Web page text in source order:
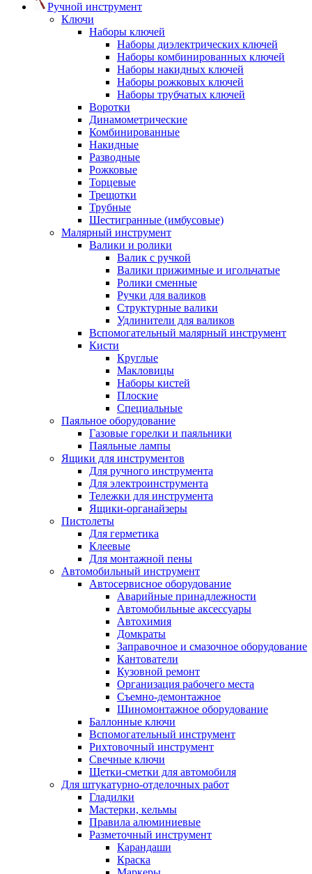
Ручной инструмент
Ключи
Наборы ключей
Наборы диэлектрических ключей
Наборы комбинированных ключей
Наборы накидных ключей
Наборы рожковых ключей
Наборы трубчатых ключей
Воротки
Динамометрические
Комбинированные
Накидные
Разводные
Рожковые
Торцевые
Трещотки
Трубные
Шестигранные (имбусовые)
Малярный инструмент
Валики и ролики
Валик с ручкой
Валики прижимные и игольчатые
Ролики сменные
Ручки для валиков
Структурные валики
Удлинители для валиков
Вспомогательный малярный инструмент
Кисти
Круглые
Макловицы
Наборы кистей
Плоские
Специальные
Паяльное оборудование
Газовые горелки и паяльники
Паяльные лампы
Ящики для инструментов
Для ручного инструмента
Для электроинструмента
Тележки для инструмента
Ящики-органайзеры
Пистолеты
Для герметика
Клеевые
Для монтажной пены
Автомобильный инструмент
Автосервисное оборудование
Аварийные принадлежности
Автомобильные аксессуары
Автохимия
Домкраты
Заправочное и смазочное оборудование
Кантователи
Кузовной ремонт
Организация рабочего места
Съемно-демонтажное
Шиномонтажное оборудование
Баллонные ключи
Вспомогательный инструмент
Рихтовочный инструмент
Свечные ключи
Щетки-сметки для автомобиля
Для штукатурно-отделочных работ
Гладилки
Мастерки, кельмы
Правила алюминиевые
Разметочный инструмент
Карандаши
Краска